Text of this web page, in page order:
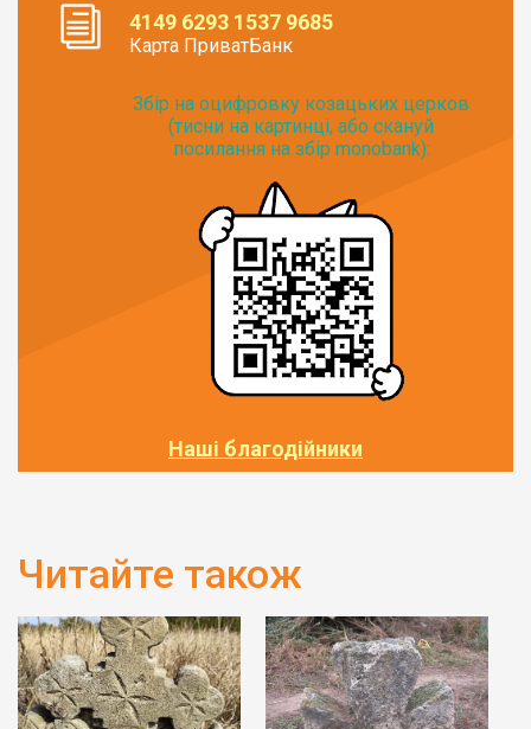
4149 6293 1537 9685
Карта ПриватБанк
Збір на оцифровку козацьких церков
(тисни на картинці, або скануй
посилання на збір monobank):
Наші благодійники
Читайте також